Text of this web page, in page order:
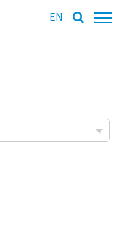
EN